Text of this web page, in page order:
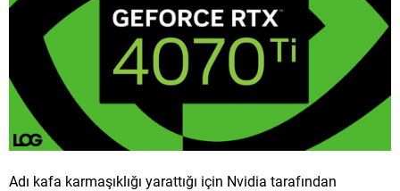
Adı kafa karmaşıklığı yarattığı için Nvidia tarafından